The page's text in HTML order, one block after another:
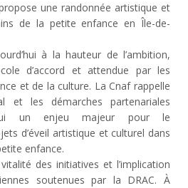
une randonnée artistique et
de la petite enfance en Île-de-
à la hauteur de l’ambition,
d’accord et attendue par les
et de la culture. La Cnaf rappelle
et les démarches partenariales
un enjeu majeur pour le
d’éveil artistique et culturel dans
enfance.
des initiatives et l’implication
soutenues par la DRAC. À